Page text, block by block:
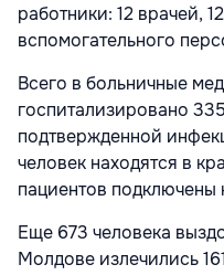
работники: 12 врачей,
вспомогательного
Всего в больничные
госпитализировано
подтвержденной
человек находятся в
пациентов подключены
Еще 673 человека
Молдове излечились